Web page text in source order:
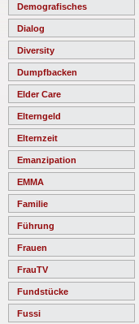
Demografisches
Dialog
Diversity
Dumpfbacken
Elder Care
Elterngeld
Elternzeit
Emanzipation
EMMA
Familie
Führung
Frauen
FrauTV
Fundstücke
Fussi